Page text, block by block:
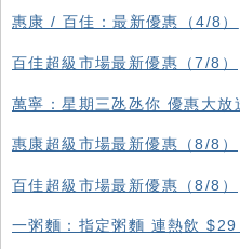
惠康 / 百佳：最新優惠（4/8）
百佳超級市場最新優惠（7/8）
萬寧：星期三氹氹你 優惠大放
惠康超級市場最新優惠（8/8）
百佳超級市場最新優惠（8/8）
一粥麵：指定粥麵 連熱飲 $29